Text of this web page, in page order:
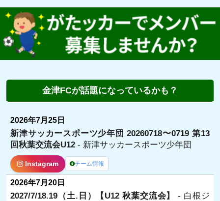
金津FCが話題になっているかも？
2026年7月25日
新津サッカースポーツ少年団 20260718〜0719 第13
回秋葉交流会U12- 新津サッカースポーツ少年団
Instagram チーム情報
2026年7月20日
2027/7/18.19（土.日）【U12 秋葉交流会】- 白根ジ